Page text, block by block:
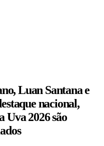
Luan Santana e
nacional,
Uva 2026 são